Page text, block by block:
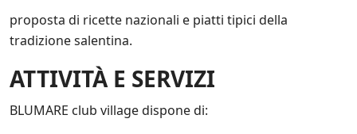
z
e
p
r
i
proposta di ricette nazionali e piatti tipici della
tradizione salentina.
ATTIVITÀ E SERVIZI
BLUMARE club village dispone di: